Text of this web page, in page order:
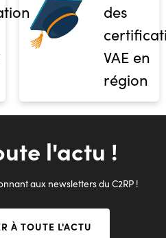
des
VAE en
région
l'actu !
aux newsletters du C2RP !
À TOUTE L'ACTU